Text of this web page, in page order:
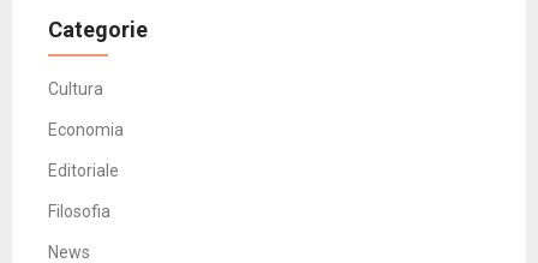
Categorie
Cultura
Economia
Editoriale
Filosofia
News